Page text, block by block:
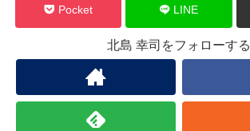
Pocket LINE
北島 幸司をフォローする